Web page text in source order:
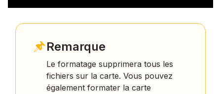
Remarque
Le formatage supprimera tous les
fichiers sur la carte. Vous pouvez
également formater la carte